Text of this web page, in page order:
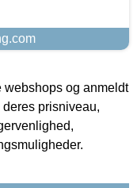
og anmeldt
prisniveau,